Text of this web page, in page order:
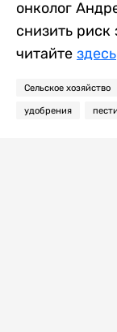
онколог
снизить
читайте здесь
Сельское хозяйство
удобрения